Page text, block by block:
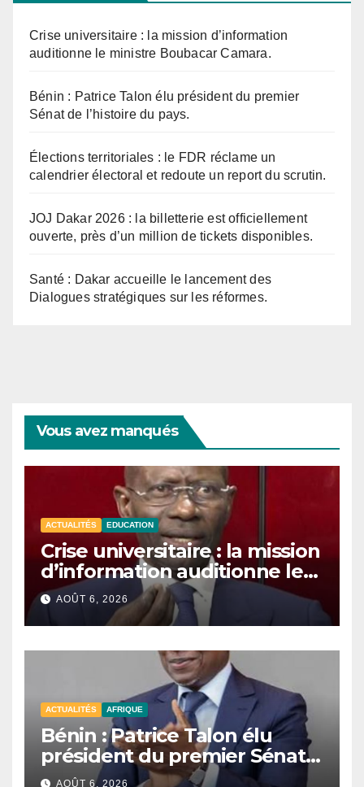
Crise universitaire : la mission d’information
auditionne le ministre Boubacar Camara.
Bénin : Patrice Talon élu président du premier
Sénat de l’histoire du pays.
Élections territoriales : le FDR réclame un
calendrier électoral et redoute un report du scrutin.
JOJ Dakar 2026 : la billetterie est officiellement
ouverte, près d’un million de tickets disponibles.
Santé : Dakar accueille le lancement des
Dialogues stratégiques sur les réformes.
Vous avez manqués
ACTUALITÉS EDUCATION
Crise universitaire : la mission
d’information auditionne le
ministre Boubacar Camara.
AOÛT 6, 2026
ACTUALITÉS AFRIQUE
Bénin : Patrice Talon élu
président du premier Sénat
de l’histoire du pays.
AOÛT 6, 2026